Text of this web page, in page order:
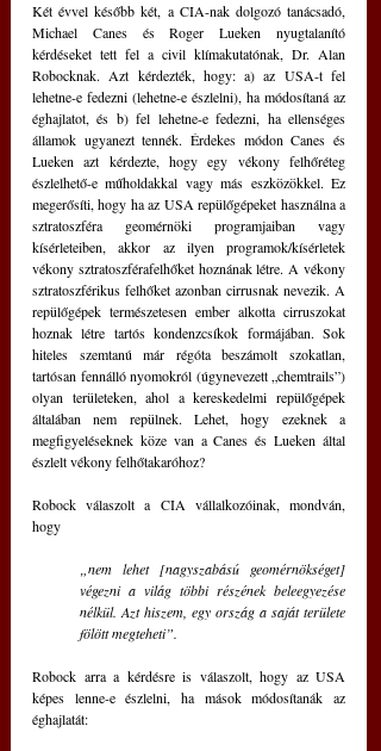
Két évvel később két, a CIA-nak dolgozó tanácsadó,
Michael Canes és Roger Lueken nyugtalanító
kérdéseket tett fel a civil klímakutatónak, Dr. Alan
Robocknak. Azt kérdezték, hogy: a) az USA-t fel
lehetne-e fedezni (lehetne-e észlelni), ha módosítaná az
éghajlatot, és b) fel lehetne-e fedezni, ha ellenséges
államok ugyanezt tennék. Érdekes módon Canes és
Lueken azt kérdezte, hogy egy vékony felhőréteg
észlelhető-e műholdakkal vagy más eszközökkel. Ez
megerősíti, hogy ha az USA repülőgépeket használna a
sztratoszféra geomérnöki programjaiban vagy
kísérleteiben, akkor az ilyen programok/kísérletek
vékony sztratoszférafelhőket hoznának létre. A vékony
sztratoszférikus felhőket azonban cirrusnak nevezik. A
repülőgépek természetesen ember alkotta cirruszokat
hoznak létre tartós kondenzcsíkok formájában. Sok
hiteles szemtanú már régóta beszámolt szokatlan,
tartósan fennálló nyomokról (úgynevezett „chemtrails”)
olyan területeken, ahol a kereskedelmi repülőgépek
általában nem repülnek. Lehet, hogy ezeknek a
megfigyeléseknek köze van a Canes és Lueken által
észlelt vékony felhőtakaróhoz?
Robock válaszolt a CIA vállalkozóinak, mondván,
hogy
„nem lehet [nagyszabású geomérnökséget]
végezni a világ többi részének beleegyezése
nélkül. Azt hiszem, egy ország a saját területe
fölött megteheti”.
Robock arra a kérdésre is válaszolt, hogy az USA
képes lenne-e észlelni, ha mások módosítanák az
éghajlatát: